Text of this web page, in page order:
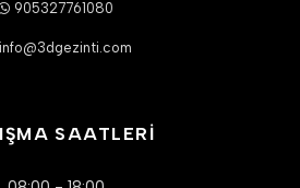
905327761080
info@3dgezinti.com
SAATLERİ